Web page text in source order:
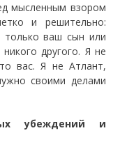
мысленным взором
и решительно:
только ваш сын или
другого. Я не
вас. Я не Атлант,
своими делами
убеждений и